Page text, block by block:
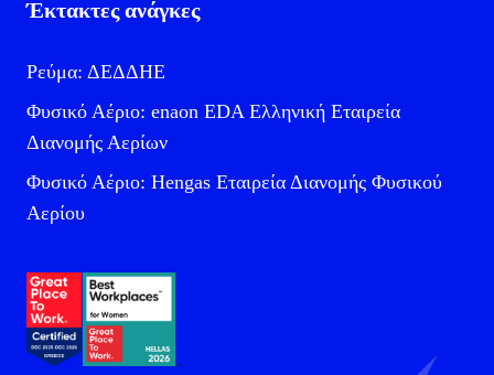
Έκτακτες ανάγκες
Ρεύμα: ΔΕΔΔΗΕ
Φυσικό Αέριο: enaon EDA Ελληνική Εταιρεία
Διανομής Αερίων
Φυσικό Αέριο: Hengas Εταιρεία Διανομής Φυσικού
Αερίου